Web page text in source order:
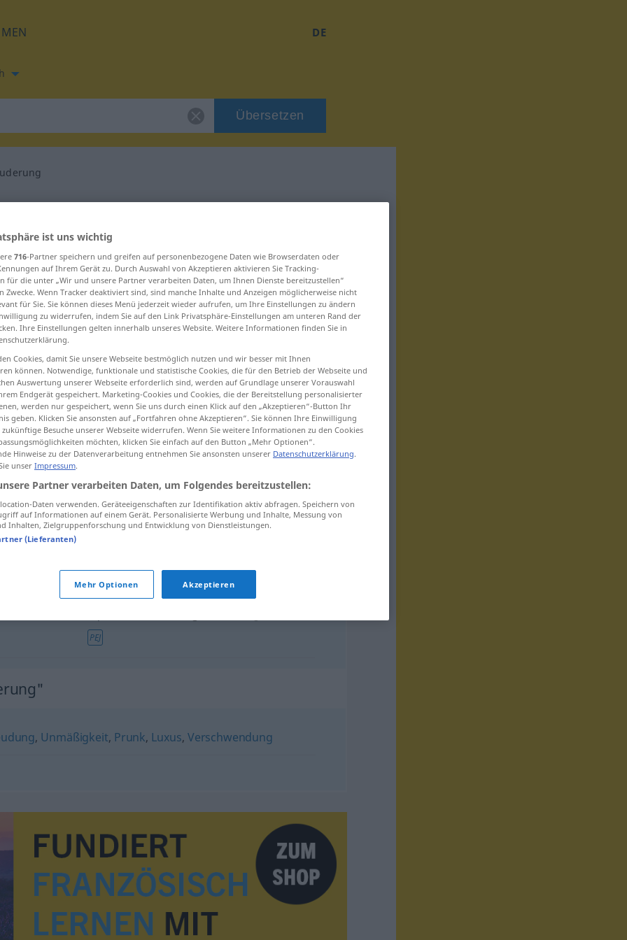
DE
Übersetzen
für "Verschleuderung"
dilapidation
Wert
Verschleuderung
Verschleuderung
PEJ
, Unmäßigkeit, Prunk, Luxus, Verschwendung
ist uns wichtig
716-Partner speichern und greifen auf personenbezogene Daten wie Browserdaten oder
auf Ihrem Gerät zu. Durch Auswahl von Akzeptieren aktivieren Sie Tracking-
für die unter „Wir und unsere Partner verarbeiten Daten, um Ihnen Dienste bereitzustellen“
Zwecke. Wenn Tracker deaktiviert sind, sind manche Inhalte und Anzeigen möglicherweise nicht
für Sie. Sie können dieses Menü jederzeit wieder aufrufen, um Ihre Einstellungen zu ändern
zu widerrufen, indem Sie auf den Link Privatsphäre-Einstellungen am unteren Rand der
Ihre Einstellungen gelten innerhalb unseres Website. Weitere Informationen finden Sie in
Cookies, damit Sie unsere Webseite bestmöglich nutzen und wir besser mit Ihnen
können. Notwendige, funktionale und statistische Cookies, die für den Betrieb der Webseite und
Auswertung unserer Webseite erforderlich sind, werden auf Grundlage unserer Vorauswahl
Endgerät gespeichert. Marketing-Cookies und Cookies, die der Bereitstellung personalisierter
werden nur gespeichert, wenn Sie uns durch einen Klick auf den „Akzeptieren“-Button Ihr
geben. Klicken Sie ansonsten auf „Fortfahren ohne Akzeptieren“. Sie können Ihre Einwilligung
Besuche unserer Webseite widerrufen. Wenn Sie weitere Informationen zu den Cookies
möchten, klicken Sie einfach auf den Button „Mehr Optionen“.
Hinweise zu der Datenverarbeitung entnehmen Sie ansonsten unserer Datenschutzerklärung.
unser Impressum.
Partner verarbeiten Daten, um Folgendes bereitzustellen:
Daten verwenden. Geräteeigenschaften zur Identifikation aktiv abfragen. Speichern von
auf Informationen auf einem Gerät. Personalisierte Werbung und Inhalte, Messung von
Inhalten, Zielgruppenforschung und Entwicklung von Dienstleistungen.
(Lieferanten)
Mehr Optionen Akzeptieren